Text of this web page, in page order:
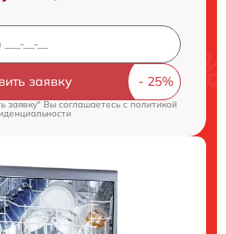
заявку
заявку" Вы соглашаетесь cполитикой